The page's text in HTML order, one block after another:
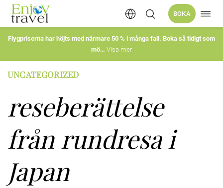
Hoppa
till
innehåll
BOKA
Flygpriserna har höjts med närmare 50 % i många fall. Boka så tidigt som
mö
Visa mer
UNCATEGORIZED
reseberättelse
från rundresa i
Japan